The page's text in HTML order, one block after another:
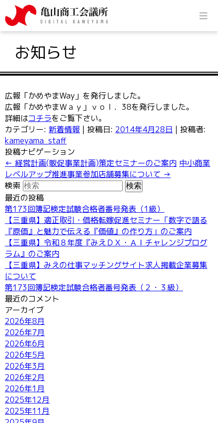
お知らせ
広報「かめやまWay」を発行しました。
広報「かめやまＷａｙ」ｖｏｌ．38を発行しました。
詳細はコチラをご覧下さい。
カテゴリー: 新着情報 | 投稿日: 2014年4月28日 | 投稿者:
kameyama_staff
投稿ナビゲーション
← 経営計画(販促事業計画)策定セミナーのご案内 中小商業
レベルアップ推進事業参加店舗募集について →
検索
最近の投稿
第173回簿記検定試験合格者番号発表（1級）
【三重県】適正取引・価格転嫁促進セミナー「数字で語る
『原価』と魅力で伝える『価値』の作り方」のご案内
【三重県】令和８年度『みえＤＸ・ＡＩチャレンジプログ
ラム』のご案内
【三重県】みえの仕事マッチングサイト求人掲載企業募集
について
第173回簿記検定試験合格者番号発表（２・３級）
最近のコメント
アーカイブ
2026年8月
2026年7月
2026年6月
2026年5月
2026年3月
2026年2月
2026年1月
2025年12月
2025年11月